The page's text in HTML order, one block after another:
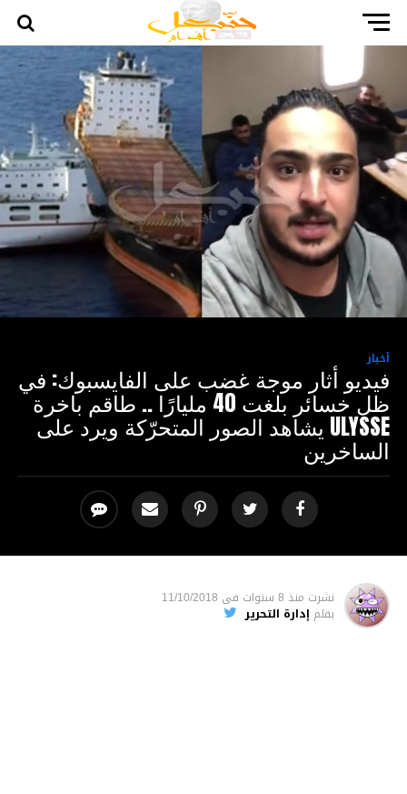
أخبار
فيديو أثار موجة غضب على الفايسبوك: في
ظل خسائر بلغت 40 مليارًا .. طاقم باخرة
ULYSSE يشاهد الصور المتحرّكة ويرد على
الساخرين
نشرت منذ 8 سنوات فى 11/10/2018
بقلم إدارة التحرير